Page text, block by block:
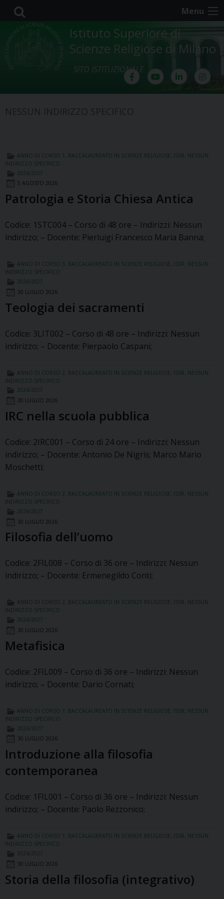
Skip
content
Menu
Istituto Superiore di
Scienze Religiose di Milano
SITO ISTITUZIONALE
ANNO DI CORSO 1 BACCALAUREATO IN SCIENZE RELIGIOSE ISSR NESSUN
INDIRIZZO SPECIFICO
2026/2027
5 AGOSTO 2026
Patrologia e Storia Chiesa Antica
Codice: 1STC004 – Corso di 48 ore – Indirizzi: Nessun
indirizzo; – Docente: Pierluigi Francesco Maria Banna;
ANNO DI CORSO 3 BACCALAUREATO IN SCIENZE RELIGIOSE ISSR NESSUN
INDIRIZZO SPECIFICO
2026/2027
30 LUGLIO 2026
Teologia dei sacramenti
Codice: 3LIT002 – Corso di 48 ore – Indirizzi: Nessun
indirizzo; – Docente: Pierpaolo Caspani;
ANNO DI CORSO 2 BACCALAUREATO IN SCIENZE RELIGIOSE ISSR NESSUN
INDIRIZZO SPECIFICO
2026/2027
30 LUGLIO 2026
IRC nella scuola pubblica
Codice: 2IRC001 – Corso di 24 ore – Indirizzi: Nessun
indirizzo; – Docente: Antonio De Nigris; Marco Mario
Moschetti;
ANNO DI CORSO 2 BACCALAUREATO IN SCIENZE RELIGIOSE ISSR NESSUN
INDIRIZZO SPECIFICO
2026/2027
30 LUGLIO 2026
Filosofia dell’uomo
Codice: 2FIL008 – Corso di 36 ore – Indirizzi: Nessun
indirizzo; – Docente: Ermenegildo Conti;
ANNO DI CORSO 2 BACCALAUREATO IN SCIENZE RELIGIOSE ISSR NESSUN
INDIRIZZO SPECIFICO
2026/2027
30 LUGLIO 2026
Metafisica
Codice: 2FIL009 – Corso di 36 ore – Indirizzi: Nessun
indirizzo; – Docente: Dario Cornati;
ANNO DI CORSO 1 BACCALAUREATO IN SCIENZE RELIGIOSE ISSR NESSUN
INDIRIZZO SPECIFICO
2026/2027
30 LUGLIO 2026
Introduzione alla filosofia
contemporanea
Codice: 1FIL001 – Corso di 36 ore – Indirizzi: Nessun
indirizzo; – Docente: Paolo Rezzonico;
ANNO DI CORSO 1 BACCALAUREATO IN SCIENZE RELIGIOSE ISSR NESSUN
INDIRIZZO SPECIFICO
2026/2027
30 LUGLIO 2026
Storia della filosofia (integrativo)